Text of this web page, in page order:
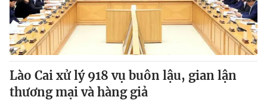
Thị trường
Tư vấn
Lịch phát sóng
Chuyên mục khác
Emagazine Podcast
Lào Cai xử lý 918 vụ buôn lậu, gian lận
thương mại và hàng giả